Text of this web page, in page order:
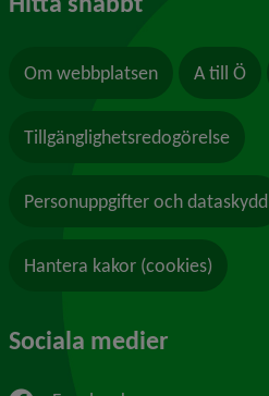
Om webbplatsen A till Ö
Tillgänglighetsredogörelse
Personuppgifter och dataskydd
Hantera kakor (cookies)
Sociala medier